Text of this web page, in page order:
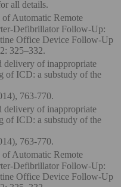
all details.
Automatic Remote
Defibrillator Follow-Up:
Office Device Follow-Up
325–332.
delivery of inappropriate
of ICD: a substudy of the
763-770.
delivery of inappropriate
of ICD: a substudy of the
763-770.
Automatic Remote
Defibrillator Follow-Up:
Office Device Follow-Up